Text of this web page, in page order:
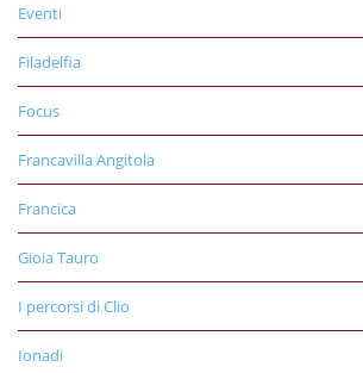
Eventi
Filadelfia
Focus
Francavilla Angitola
Francica
Gioia Tauro
I percorsi di Clio
Ionadi